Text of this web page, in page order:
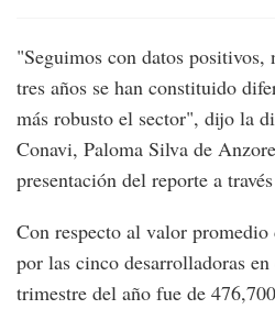
"Seguimos con datos
tres años se han constituido
más robusto el sector", dijo la
Conavi, Paloma Silva de
presentación del reporte a
Con respecto al valor
por las cinco desarrolladoras
trimestre del año fue de